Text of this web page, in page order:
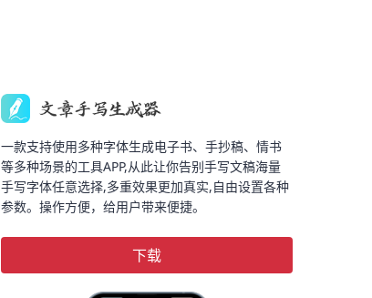
一款支持使用多种字体生成电子书、手抄稿、情书
等多种场景的工具APP,从此让你告别手写文稿海量
手写字体任意选择,多重效果更加真实,自由设置各种
参数。操作方便，给用户带来便捷。
下载